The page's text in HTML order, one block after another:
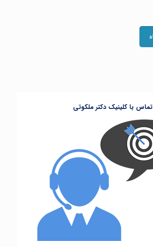
تماس با کلینیک دکتر ملکوتی